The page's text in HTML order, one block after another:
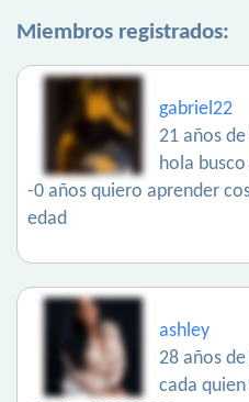
Miembros registrados:
gabriel22
21 años
hola
-0 años quiero aprender
edad
ashley
28 años
cada